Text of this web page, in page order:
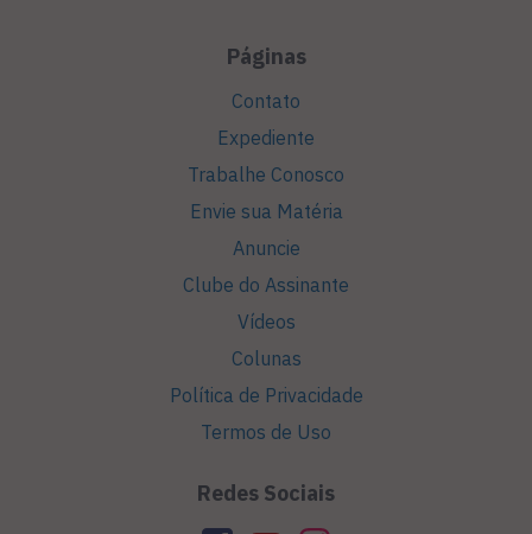
Páginas
Contato
Expediente
Trabalhe Conosco
Envie sua Matéria
Anuncie
Clube do Assinante
Vídeos
Colunas
Política de Privacidade
Termos de Uso
Redes Sociais